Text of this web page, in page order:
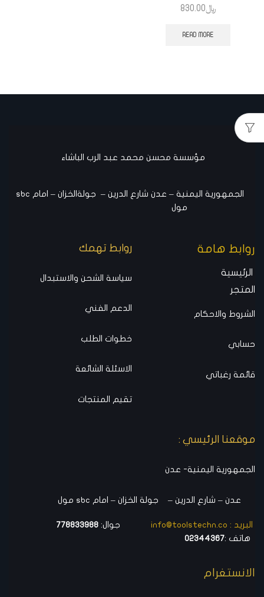
﷼830.00
READ MORE
مؤسسة محسن محمد عبد الرب الباشاء
الجمهورية اليمنية – عدن شارع الدرين – جولةالخزان – امام sbc
مول
روابط هامة
الرئيسية
المتجر
الشروط والاحكام
حسابي
قائمة رغباتي
روابط تهمك
سياسة الشحن والاستبدال
الدعم الفني
خطوات الطلب
الاسئلة الشائعة
تقيم المنتجات
موقعنا الرئيسي :
الجمهورية اليمنية- عدن
عدن – شارع الدرين – جولة الخزان – امام sbc مول
البريد : info@toolstechn.co جوال:
هاتف :02344367
الانستغرام